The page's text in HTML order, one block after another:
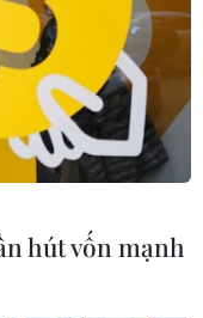
hút vốn mạnh